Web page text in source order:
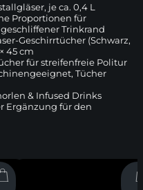
je ca. 0,4 L
Proportionen für
Trinkrand
Geschirrtücher (Schwarz,
45 cm
für streifenfreie Politur
Tücher
& Infused Drinks
Ergänzung für den